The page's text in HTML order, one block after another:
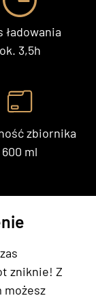
ładowania
ok. 3,5h
zbiornika
600 ml
zniknie! Z
możesz